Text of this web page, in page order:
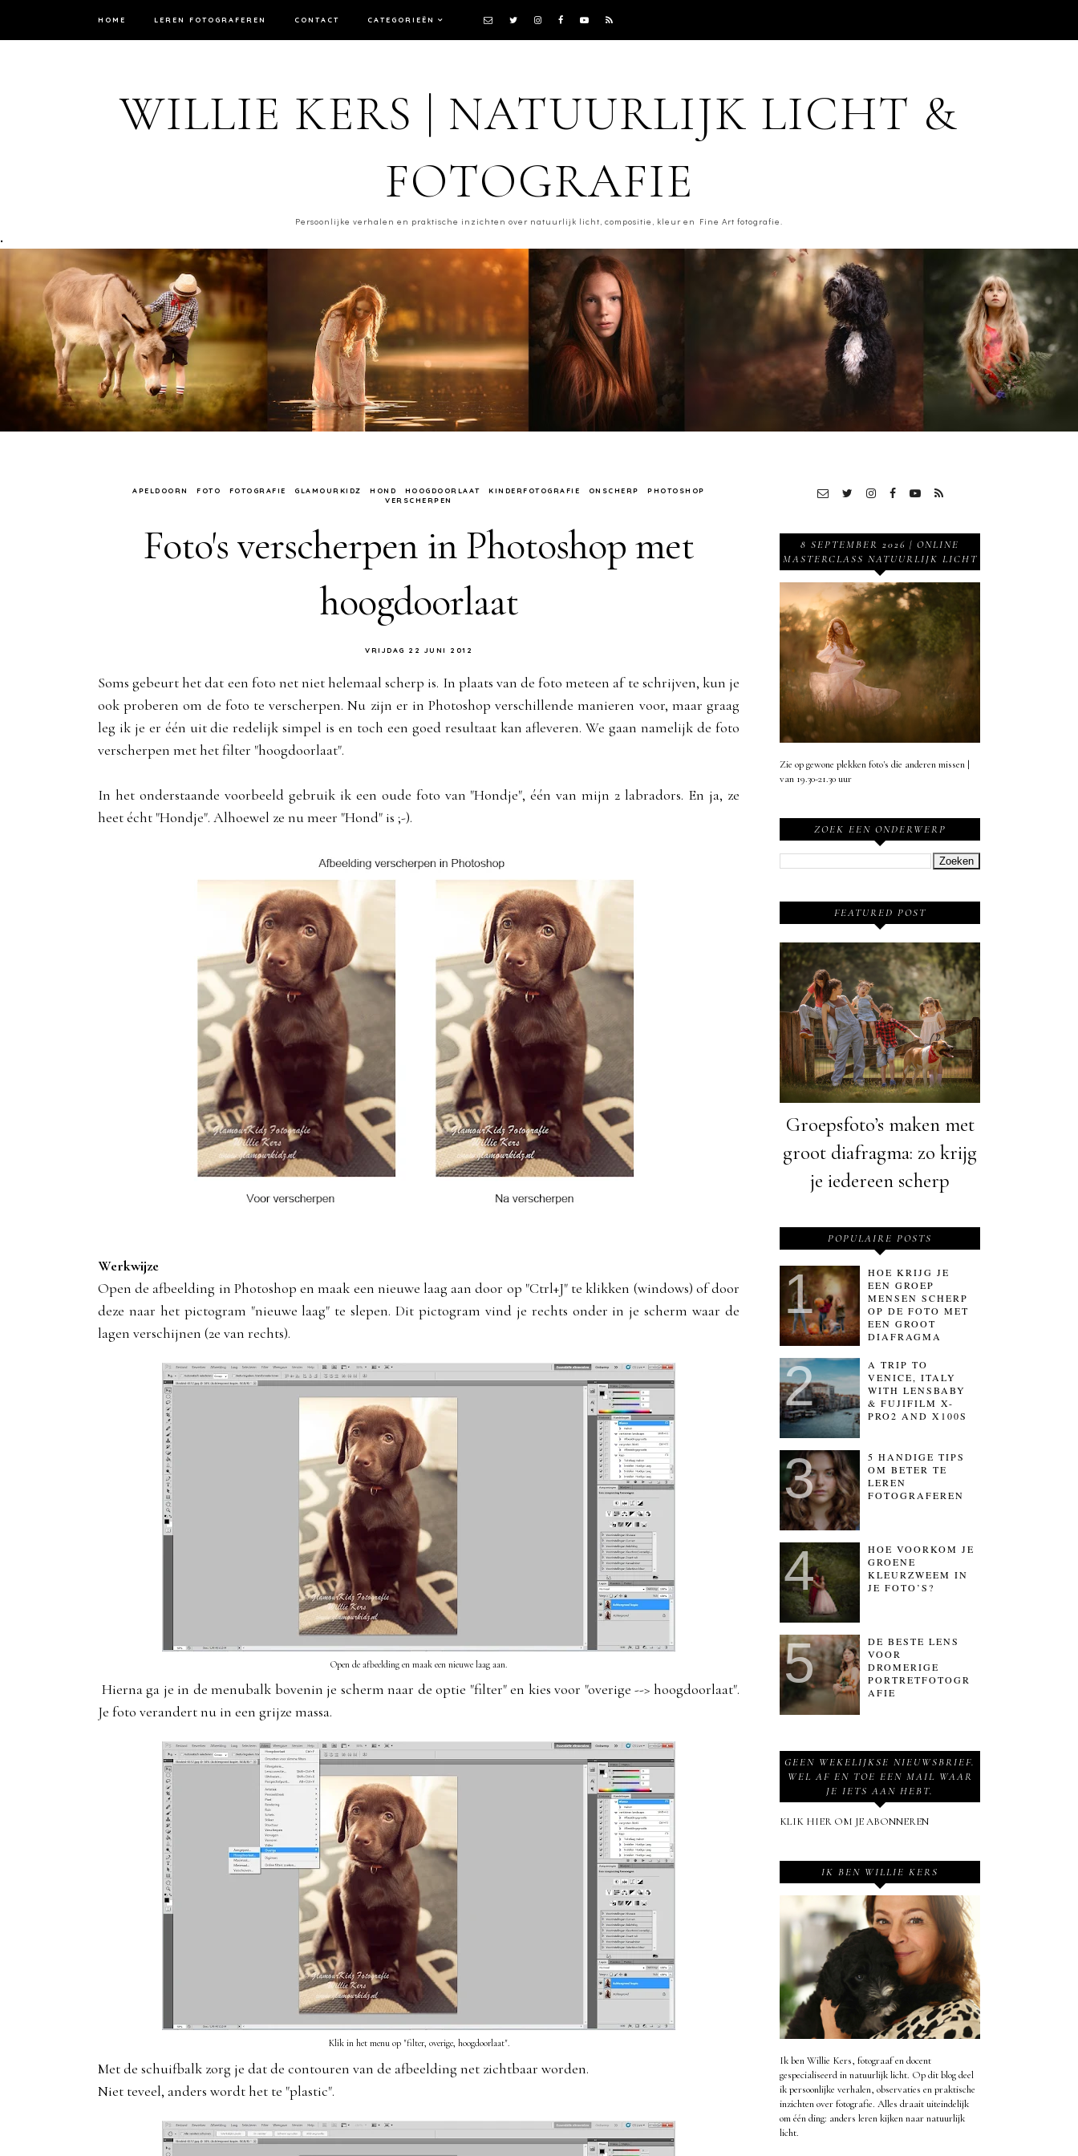
HOME LEREN FOTOGRAFEREN CONTACT CATEGORIEËN
WILLIE KERS | NATUURLIJK LICHT &
FOTOGRAFIE
Persoonlijke verhalen en praktische inzichten over natuurlijk licht, compositie, kleur en Fine Art fotografie.
.
APELDOORN FOTO FOTOGRAFIE GLAMOURKIDZ HOND HOOGDOORLAAT KINDERFOTOGRAFIE ONSCHERP
PHOTOSHOP
VERSCHERPEN
Foto's verscherpen in Photoshop met
hoogdoorlaat
VRIJDAG 22 JUNI 2012
Soms gebeurt het dat een foto net niet helemaal scherp is. In plaats van de foto meteen af te schrijven, kun je
ook proberen om de foto te verscherpen. Nu zijn er in Photoshop verschillende manieren voor, maar graag
leg ik je er één uit die redelijk simpel is en toch een goed resultaat kan afleveren. We gaan namelijk de foto
verscherpen met het filter "hoogdoorlaat".
In het onderstaande voorbeeld gebruik ik een oude foto van "Hondje", één van mijn 2 labradors. En ja, ze
heet écht "Hondje". Alhoewel ze nu meer "Hond" is ;-).
Werkwijze
Open de afbeelding in Photoshop en maak een nieuwe laag aan door op "Ctrl+J" te klikken (windows) of door
deze naar het pictogram "nieuwe laag" te slepen. Dit pictogram vind je rechts onder in je scherm waar de
lagen verschijnen (2e van rechts).
Open de afbeelding en maak een nieuwe laag aan.
Hierna ga je in de menubalk bovenin je scherm naar de optie "filter" en kies voor "overige --> hoogdoorlaat".
Je foto verandert nu in een grijze massa.
Klik in het menu op "filter, overige, hoogdoorlaat".
Met de schuifbalk zorg je dat de contouren van de afbeelding net zichtbaar worden.
Niet teveel, anders wordt het te "plastic".
8 SEPTEMBER 2026 | ONLINE
MASTERCLASS NATUURLIJK LICHT
Zie op gewone plekken foto's die anderen missen |
van 19.30-21.30 uur
ZOEK EEN ONDERWERP
FEATURED POST
Groepsfoto’s maken met
groot diafragma: zo krijg
je iedereen scherp
POPULAIRE POSTS
HOE KRIJG JE
EEN GROEP
MENSEN SCHERP
OP DE FOTO MET
EEN GROOT
DIAFRAGMA
A TRIP TO
VENICE, ITALY
WITH LENSBABY
& FUJIFILM X-
PRO2 AND X100S
5 HANDIGE TIPS
OM BETER TE
LEREN
FOTOGRAFEREN
HOE VOORKOM JE
GROENE
KLEURZWEEM IN
JE FOTO’S?
DE BESTE LENS
VOOR
DROMERIGE
PORTRETFOTOGR
AFIE
GEEN WEKELIJKSE NIEUWSBRIEF.
WEL AF EN TOE EEN MAIL WAAR
JE IETS AAN HEBT.
KLIK HIER OM JE ABONNEREN
IK BEN WILLIE KERS
Ik ben Willie Kers, fotograaf en docent
gespecialiseerd in natuurlijk licht. Op dit blog deel
ik persoonlijke verhalen, observaties en praktische
inzichten over fotografie. Alles draait uiteindelijk
om één ding: anders leren kijken naar natuurlijk
licht.